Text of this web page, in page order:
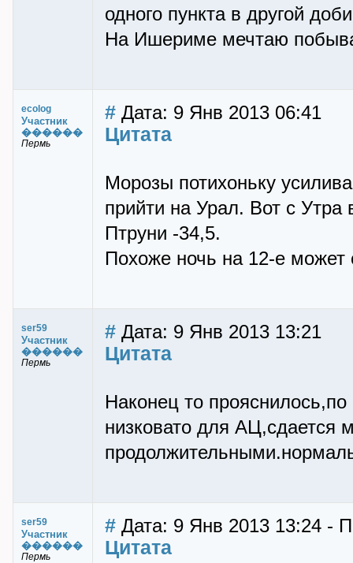
одного пункта в другой
На Ишериме мечтаю
ecolog
Участник
������
Пермь
# Дата: 9 Янв 2013 06:41
Цитата
Морозы потихоньку
прийти на Урал. Вот с
Птруни -34,5.
Похоже ночь на 12-е
ser59
Участник
������
Пермь
# Дата: 9 Янв 2013 13:21
Цитата
Наконец то
низковато для АЦ,сдается
ser59
Участник
������
Пермь
# Дата: 9 Янв 2013 13:24 -
Цитата